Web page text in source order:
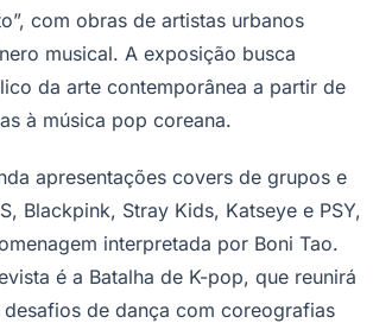
com obras de artistas urbanos
musical. A exposição busca
da arte contemporânea a partir de
à música pop coreana.
apresentações covers de grupos e
Blackpink, Stray Kids, Katseye e PSY,
interpretada por Boni Tao.
é a Batalha de K-pop, que reunirá
de dança com coreografias